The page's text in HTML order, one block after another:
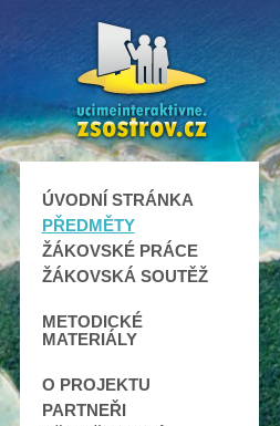
ÚVODNÍ STRÁNKA
PŘEDMĚTY
ŽÁKOVSKÉ PRÁCE
ŽÁKOVSKÁ SOUTĚŽ
METODICKÉ
MATERIÁLY
O PROJEKTU
PARTNEŘI